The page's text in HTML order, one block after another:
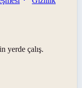
yerde çalış.